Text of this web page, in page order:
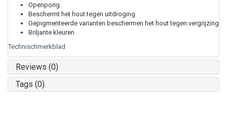
Openporig
Beschermt het hout tegen uitdroging
Gepigmenteerde varianten beschermen het hout tegen vergrijzing
Briljante kleuren
Technischmerkblad
Reviews (0)
Tags (0)